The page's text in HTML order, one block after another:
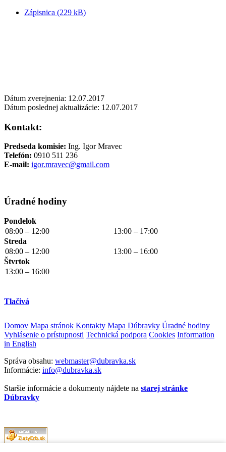
Zápisnica (229 kB)
Dátum zverejnenia: 12.07.2017
Dátum poslednej aktualizácie: 12.07.2017
Kontakt:
Predseda komisie: Ing. Igor Mravec
Telefón: 0910 511 236
E-mail: igor.mravec@gmail.com
Úradné hodiny
Pondelok
08:00 – 12:00
13:00 – 17:00
Streda
08:00 – 12:00
13:00 – 16:00
Štvrtok
13:00 – 16:00
Tlačivá
Domov Mapa stránok Kontakty Mapa Dúbravky Úradné hodiny
Vyhlásenie o prístupnosti Technická podpora Cookies Information
in English
Správa obsahu: webmaster@dubravka.sk
Informácie: info@dubravka.sk
Staršie informácie a dokumenty nájdete na starej stránke
Dúbravky